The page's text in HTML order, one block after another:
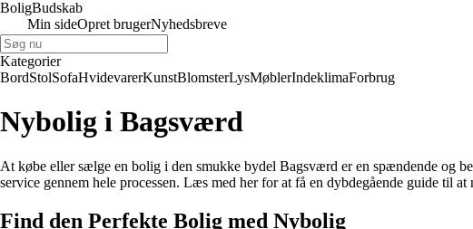
BoligBudskab
Min sideOpret brugerNyhedsbreve
Kategorier
BordStolSofaHvidevarerKunstBlomsterLysMøblerIndeklimaForbrug
Nybolig i Bagsværd
At købe eller sælge en bolig i den smukke bydel Bagsværd er en spændende og
service gennem hele processen. Læs med her for at få en dybdegående guide til
Find den Perfekte Bolig med Nybolig